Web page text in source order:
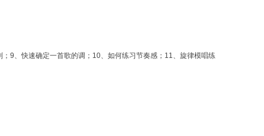
9、快速确定一首歌的调；10、如何练习节奏感；11、旋律模唱练